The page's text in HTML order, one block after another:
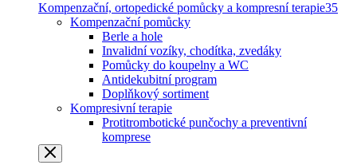
Kompenzační, ortopedické pomůcky a kompresní terapie35
Kompenzační pomůcky
Berle a hole
Invalidní vozíky, chodítka, zvedáky
Pomůcky do koupelny a WC
Antidekubitní program
Doplňkový sortiment
Kompresivní terapie
Protitrombotické punčochy a preventivní
komprese